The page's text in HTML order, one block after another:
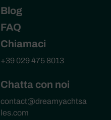
Blog
FAQ
Chiamaci
+39 029 475 8013
Chatta con noi
contact@dreamyachtsa
les.com